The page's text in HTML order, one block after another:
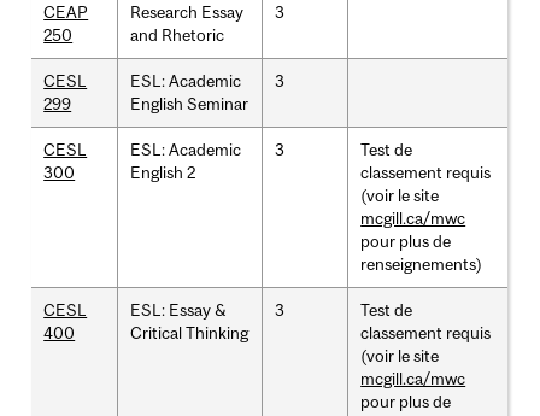
CEAP
250
Research Essay
and Rhetoric
3
CESL
299
ESL: Academic
English Seminar
3
CESL
300
ESL: Academic
English 2
3
Test de
classement requis
(voir le site
mcgill.ca/mwc
pour plus de
renseignements)
CESL
400
ESL: Essay &
Critical Thinking
3
Test de
classement requis
(voir le site
mcgill.ca/mwc
pour plus de